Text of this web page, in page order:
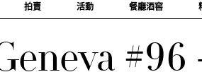
拍賣 活動 餐廳酒窖
#96